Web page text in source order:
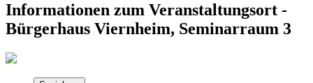
Informationen zum Veranstaltungsort -
Bürgerhaus Viernheim, Seminarraum 3